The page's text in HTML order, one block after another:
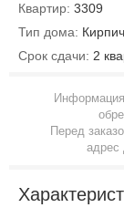
Квартир: 3309
Тип дома:
Срок сдачи: 2
Перед
адрес